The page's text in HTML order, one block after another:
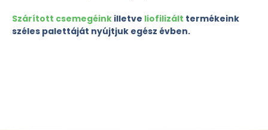
Szárított csemegéink illetve liofilizált termékeink
széles palettáját nyújtjuk egész évben.